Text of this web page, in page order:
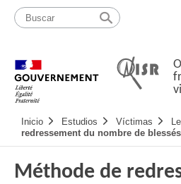
Pasar
contenido
Mapa
web
Navigation
principale
Inicio Estudios Víctimas
redressement du nombre de
Méthode de